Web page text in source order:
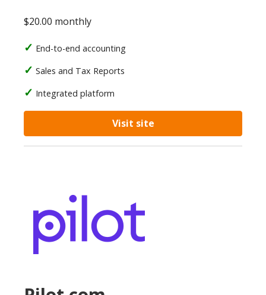
$20.00 monthly
End-to-end accounting
Sales and Tax Reports
Integrated platform
Visit site